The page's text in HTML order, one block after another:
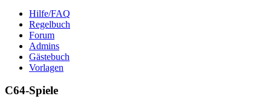
Hilfe/FAQ
Regelbuch
Forum
Admins
Gästebuch
Vorlagen
C64-Spiele